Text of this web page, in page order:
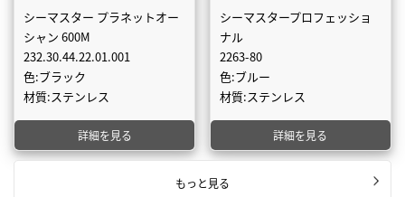
シーマスター プラネットオー
シャン 600M
232.30.44.22.01.001
色:ブラック
材質:ステンレス
詳細を見る
シーマスタープロフェッショ
ナル
2263-80
色:ブルー
材質:ステンレス
詳細を見る
もっと見る